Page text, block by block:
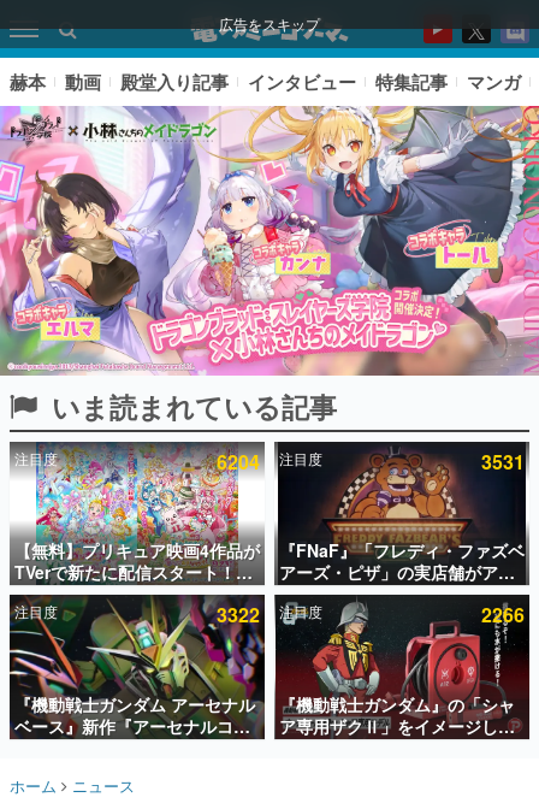
広告をスキップ
ピックアップ
電ファミのいま読まれている記事ランキング
アプリセール情報
インタビュー
連載・特集一覧
殿堂入り記事
SNS拡散数が数千以上！ ページビュー数万以上！ などな
ど。多くの人々に読まれた、電ファミ渾身の“殿堂入り”記
事をまとめました。
名作ゲームクリエイターの方々に製作時のエピソードをお
赫本 動画 殿堂入り記事 インタビュー 特集記事 マンガ
いま読まれている記事
注目度 6204
【無料】プリキュア映画4作品が
TVerで新たに配信スタート！な
んと2018年～2024年の映画ほぼ
すべてが見放題に、ぶっちゃけ
ありえないラインナップ
注目度 3531
『FNaF』「フレディ・ファズベ
アーズ・ピザ」の実店舗がアメ
リカの商業施設「American
Dream」に2027年オープン！
ScottGamesとの共同開発、食
事だけでなくステージショーや
没入型のホラー体験も楽しめる
注目度 3322
『機動戦士ガンダム アーセナル
ベース』新作『アーセナルコマ
ンダー』発表！8月28日からオ
年2月下旬に稼働予定
注目度 2266
『機動戦士ガンダム』の「シャ
ア専用ザクⅡ」をイメージした
散水ホースリールが予約開始。
ホーム ニュース